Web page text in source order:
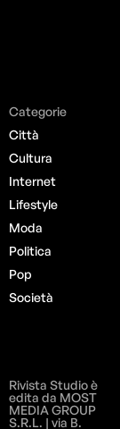
Categorie
Città
Cultura
Internet
Lifestyle
Moda
Politica
Pop
Società
Rivista Studio è
edita da MOST
MEDIA GROUP
S.R.L. | via B.